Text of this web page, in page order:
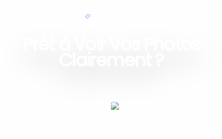
moments. Téléchargez une image et voyez